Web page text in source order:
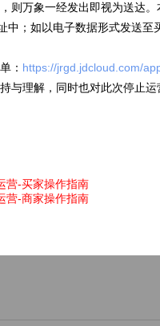
则万象一经发出即视为送达
中；如以电子数据形式发送
： https://jrgd.jdcloud.com/
与理解，同时也对此次停止运
营-买家操作指南
营-商家操作指南